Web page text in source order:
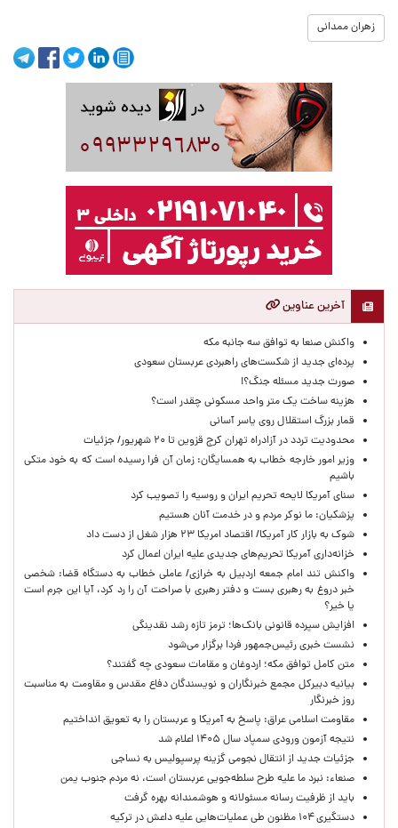
زهران ممدانی
آخرین عناوین
واکنش صنعا به توافق سه جانبه مکه
پرده‌ای جدید از شکست‌های راهبردی عربستان سعودی
صورت جدید مسئله جنگ؟!
هزینه ساخت یک متر واحد مسکونی چقدر است؟
قمار بزرگ استقلال روی یاسر آسانی
محدودیت تردد در آزادراه تهران کرج قزوین تا ۲۰ شهریور/ جزئیات
وزیر امور خارجه خطاب به همسایگان: زمان آن فرا رسیده است که به خود متکی
باشیم
سنای آمریکا لایحه تحریم ایران و روسیه را تصویب کرد
پزشکیان: ما نوکر مردم و در خدمت آنان هستیم
شوک به بازار کار آمریکا/ اقتصاد امریکا ۲۳ هزار شغل از دست داد
خزانه‌داری آمریکا تحریم‌های جدیدی علیه ایران اعمال کرد
واکنش تند امام جمعه اردبیل به خرازی/ عاملی خطاب به دستگاه قضا: شخصی
خبر دروغ به رهبری بست و دفتر رهبری با صراحت آن را رد کرد، آیا این جرم است
یا خیر؟
افزایش سپرده قانونی بانک‌ها؛ ترمز تازه رشد نقدینگی
نشست خبری رئیس‌جمهور فردا برگزار می‌شود
متن کامل توافق مکه؛ اردوغان و مقامات سعودی چه گفتند؟
بیانیه دبیرکل مجمع خبرنگاران و نویسندگان دفاع مقدس و مقاومت به مناسبت
روز خبرنگار
مقاومت اسلامی عراق: پاسخ به آمریکا و عربستان را به تعویق انداختیم
نتیجه آزمون ورودی سمپاد سال ۱۴۰۵ اعلام شد
جزئیات جدید از انتقال نجومی گزینه پرسپولیس به نساجی
صنعاء: نبرد ما علیه طرح سلطه‌جویی عربستان است، نه مردم جنوب یمن
باید از ظرفیت رسانه مسئولانه و هوشمندانه بهره گرفت
دستگیری ۱۰۴ مظنون طی عملیات‌هایی علیه داعش در ترکیه